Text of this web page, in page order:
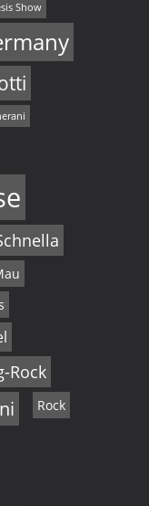
Show
Rock
Rock